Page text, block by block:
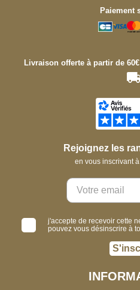
Paiement
Livraison offerte à partir de
Rejoignez les
en vous inscrivant
j'accepte de recevoir cette
pouvez vous désinscrire à